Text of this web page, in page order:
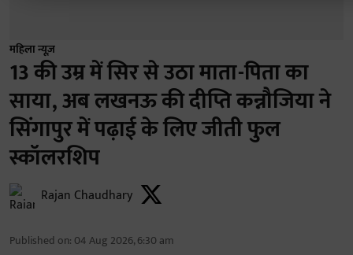
महिला न्यूज़
13 की उम्र में सिर से उठा माता-पिता का
साया, अब लखनऊ की दीप्ति कन्नौजिया ने
सिंगापुर में पढ़ाई के लिए जीती फुल
स्कॉलरशिप
Rajan Chaudhary
Published on: 04 Aug 2026, 6:30 am